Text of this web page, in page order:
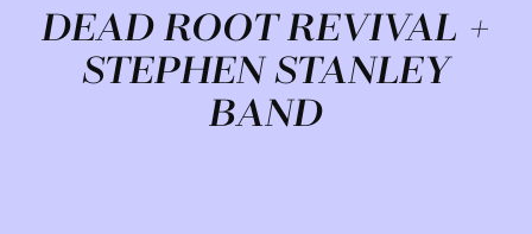
DEAD ROOT REVIVAL +
STEPHEN STANLEY
BAND